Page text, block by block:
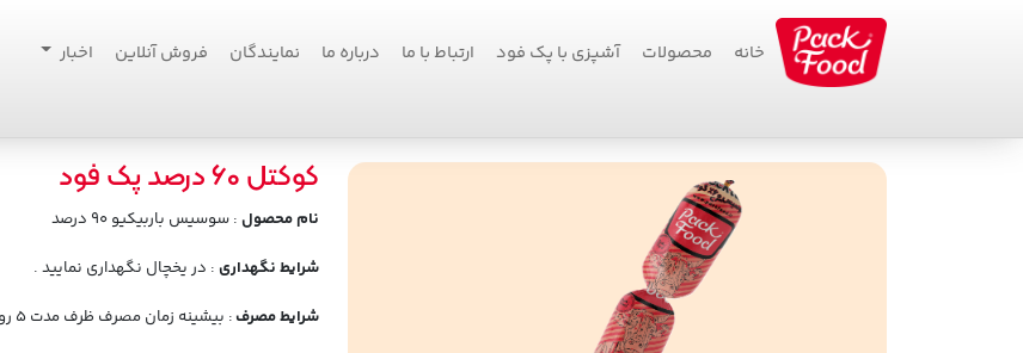
خانه محصولات آشپزی با پک فود ارتباط با ما درباره ما نمایندگان فروش آنلاین اخبار
کوکتل 60 درصد پک فود
نام محصول : سوسیس باربیکیو 90 درصد
شرایط نگهداری : در یخچال نگهداری نمایید .
شرایط مصرف: بیشینه زمان مصرف ظرف مدت 5 روز پس از بازگشایی بسته بندی میباشد .